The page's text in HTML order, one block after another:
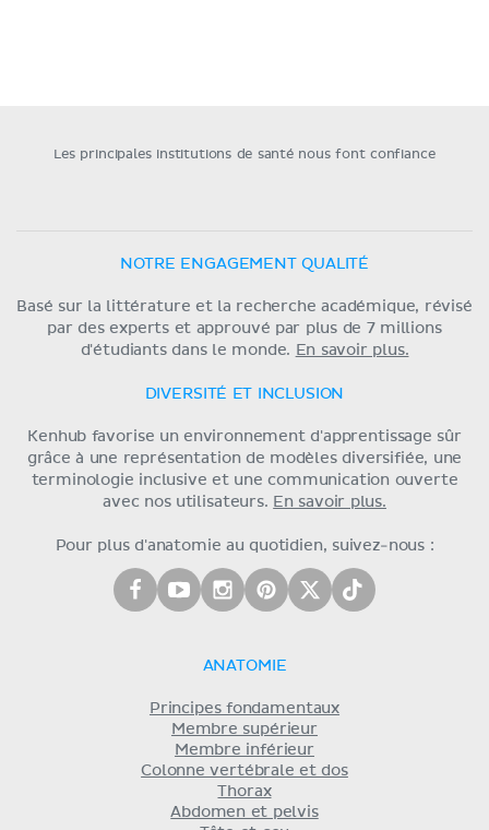
Les principales institutions de santé nous font confiance
NOTRE ENGAGEMENT QUALITÉ
Basé sur la littérature et la recherche académique, révisé
par des experts et approuvé par plus de 7 millions
d'étudiants dans le monde. En savoir plus.
DIVERSITÉ ET INCLUSION
Kenhub favorise un environnement d'apprentissage sûr
grâce à une représentation de modèles diversifiée, une
terminologie inclusive et une communication ouverte
avec nos utilisateurs. En savoir plus.
Pour plus d'anatomie au quotidien, suivez-nous :
ANATOMIE
Principes fondamentaux
Membre supérieur
Membre inférieur
Colonne vertébrale et dos
Thorax
Abdomen et pelvis